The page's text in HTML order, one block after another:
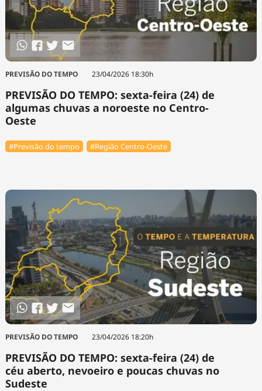
PREVISÃO DO TEMPO 23/04/2026 18:30h
PREVISÃO DO TEMPO: sexta-feira (24) de
algumas chuvas a noroeste no Centro-
Oeste
#Previsão do tempo #Região Centro-Oeste
PREVISÃO DO TEMPO 23/04/2026 18:20h
PREVISÃO DO TEMPO: sexta-feira (24) de
céu aberto, nevoeiro e poucas chuvas no
Sudeste